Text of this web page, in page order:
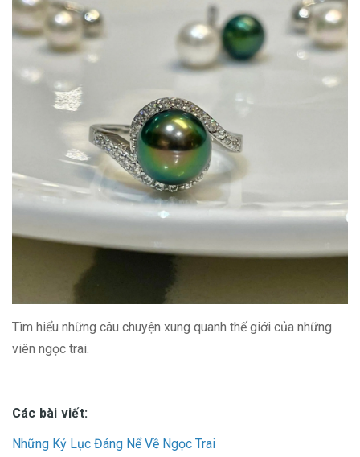
Tìm hiểu những câu chuyện xung quanh thế giới của những
viên ngọc trai.
Các bài viết:
Những Kỷ Lục Đáng Nể Về Ngọc Trai